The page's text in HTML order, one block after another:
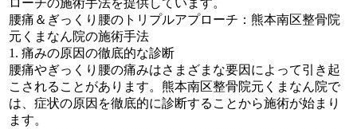
ローチの施術手法を提供しています。
腰痛＆ぎっくり腰のトリプルアプローチ：熊本南区整骨院
元くまなん院の施術手法
1. 痛みの原因の徹底的な診断
腰痛やぎっくり腰の痛みはさまざまな要因によって引き起
こされることがあります。熊本南区整骨院元くまなん院で
は、症状の原因を徹底的に診断することから施術が始まり
ます。